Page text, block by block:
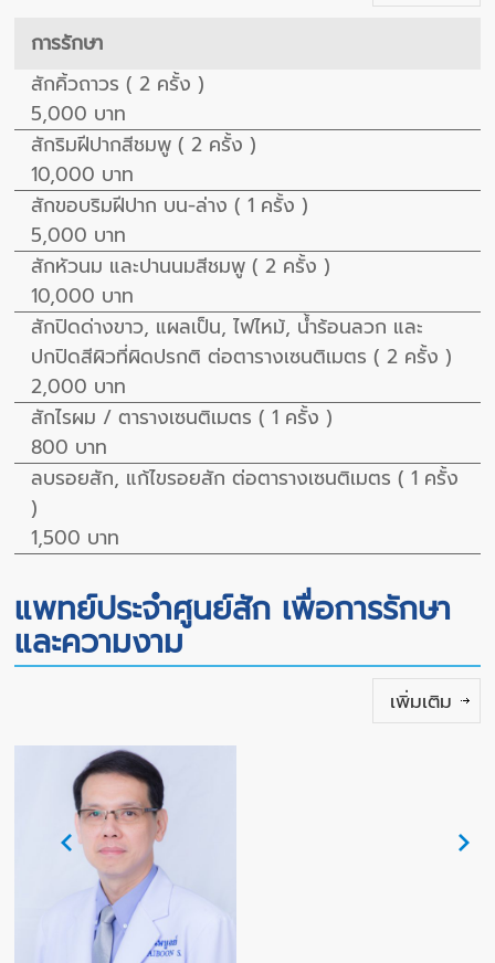
การรักษา
สักคิ้วถาวร ( 2 ครั้ง )
5,000 บาท
สักริมฝีปากสีชมพู ( 2 ครั้ง )
10,000 บาท
สักขอบริมฝีปาก บน-ล่าง ( 1 ครั้ง )
5,000 บาท
สักหัวนม และปานนมสีชมพู ( 2 ครั้ง )
10,000 บาท
สักปิดด่างขาว, แผลเป็น, ไฟไหม้, น้ำร้อนลวก และ
ปกปิดสีผิวที่ผิดปรกติ ต่อตารางเซนติเมตร ( 2 ครั้ง )
2,000 บาท
สักไรผม / ตารางเซนติเมตร ( 1 ครั้ง )
800 บาท
ลบรอยสัก, แก้ไขรอยสัก ต่อตารางเซนติเมตร ( 1 ครั้ง
)
1,500 บาท
แพทย์ประจำศูนย์สัก เพื่อการรักษา
และความงาม
เพิ่มเติม